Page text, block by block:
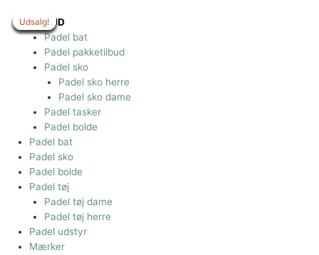
indholdet
TILBUD
Padel bat
Padel pakketilbud
Padel sko
Padel sko herre
Padel sko dame
Padel tasker
Padel bolde
Padel bat
Padel sko
Padel bolde
Padel tøj
Padel tøj dame
Padel tøj herre
Padel udstyr
Mærker
Udsalg!
Udsalg!
Udsalg!
Udsalg!
Udsalg!
Udsalg!
Udsalg!
Udsalg!
Udsalg!